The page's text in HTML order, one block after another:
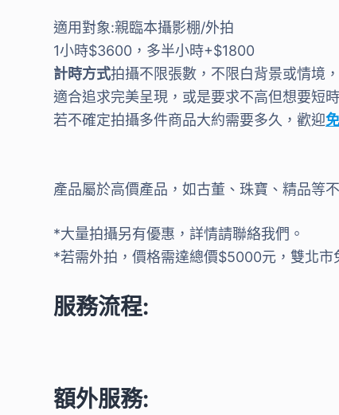
適用對象:親臨本攝影棚/外拍
1小時$3600，多半小時+$1800
計時方式拍攝不限張數，不限白背景或情境
適合追求完美呈現，或是要求不高但想要短
若不確定拍攝多件商品大約需要多久，歡迎
產品屬於高價產品，如古董、珠寶、精品等
*大量拍攝另有優惠，詳情請聯絡我們。
*若需外拍，價格需達總價$5000元，雙北市
服務流程:
額外服務: